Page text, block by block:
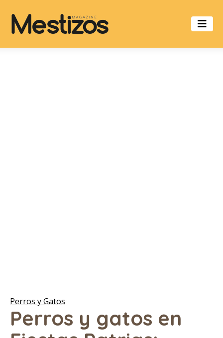
Perros y Gatos
Perros y gatos en